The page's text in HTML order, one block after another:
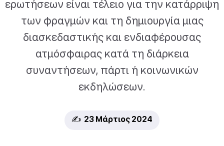
ερωτήσεων είναι τέλειο για την κατάρριψη
των φραγμών και τη δημιουργία μιας
διασκεδαστικής και ενδιαφέρουσας
ατμόσφαιρας κατά τη διάρκεια
συναντήσεων, πάρτι ή κοινωνικών
εκδηλώσεων.
✍️ 23 Μάρτιος 2024